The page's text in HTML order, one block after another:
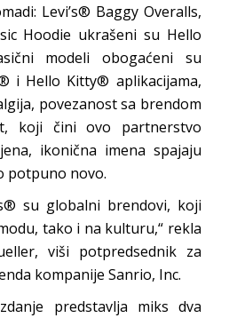
Levi’s® Baggy Overalls,
Hoodie ukrašeni su Hello
modeli obogaćeni su
i Hello Kitty® aplikacijama,
povezanost sa brendom
koji čini ovo partnerstvo
ikonična imena spajaju
potpuno novo.
su globalni brendovi, koji
tako i na kulturu,“ rekla
viši potpredsednik za
kompanije Sanrio, Inc.
predstavlja miks dva